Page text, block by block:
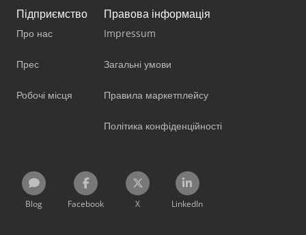
Підприємство
Про нас
Прес
Робочі місця
Правова інформація
Impressum
Загальні умови
Правила маркетплейсу
Політика конфіденційності
Blog Facebook X LinkedIn